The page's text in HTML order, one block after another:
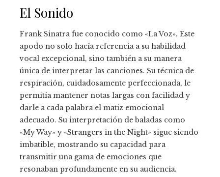
El Sonido
Frank Sinatra fue conocido como «La Voz». Este
apodo no solo hacía referencia a su habilidad
vocal excepcional, sino también a su manera
única de interpretar las canciones. Su técnica de
respiración, cuidadosamente perfeccionada, le
permitía mantener notas largas con facilidad y
darle a cada palabra el matiz emocional
adecuado. Su interpretación de baladas como
«My Way» y «Strangers in the Night» sigue siendo
imbatible, mostrando su capacidad para
transmitir una gama de emociones que
resonaban profundamente en su audiencia.